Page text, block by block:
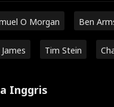
O Morgan Ben
Tim Stein
Inggris